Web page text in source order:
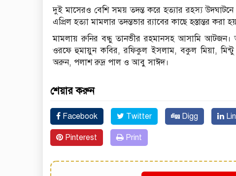
দুই মাসেরও বেশি সময় তদন্ত করে হত্যার রহস্য উদঘাটনে
এপ্রিল হত্যা মামলার তদন্তভার র‌্যাবের কাছে হস্তান্তর করা
মামলায় রুনির বন্ধু তানভীর রহমানসহ আসামি আটজন।
ওরফে হুমায়ুন কবির, রফিকুল ইসলাম, বকুল মিয়া, মিন্টু
অরুন, পলাশ রুদ্র পাল ও আবু সাঈদ।
শেয়ার করুন
Facebook Twitter Digg
Pinterest Print